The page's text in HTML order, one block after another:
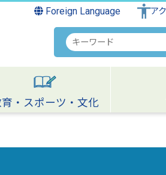
Foreign Language ア
検
索
キ
ワ
ー
・スポーツ・文化